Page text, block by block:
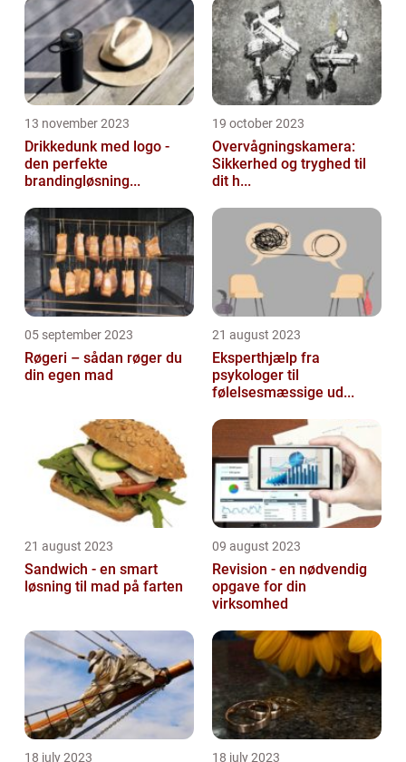
13 november 2023
Drikkedunk med logo -
den perfekte
brandingløsning...
19 october 2023
Overvågningskamera:
Sikkerhed og tryghed til
dit h...
05 september 2023
Røgeri – sådan røger du
din egen mad
21 august 2023
Eksperthjælp fra
psykologer til
følelsesmæssige ud...
21 august 2023
Sandwich - en smart
løsning til mad på farten
09 august 2023
Revision - en nødvendig
opgave for din
virksomhed
18 july 2023 18 july 2023